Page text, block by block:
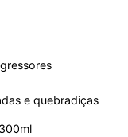
e quebradiças